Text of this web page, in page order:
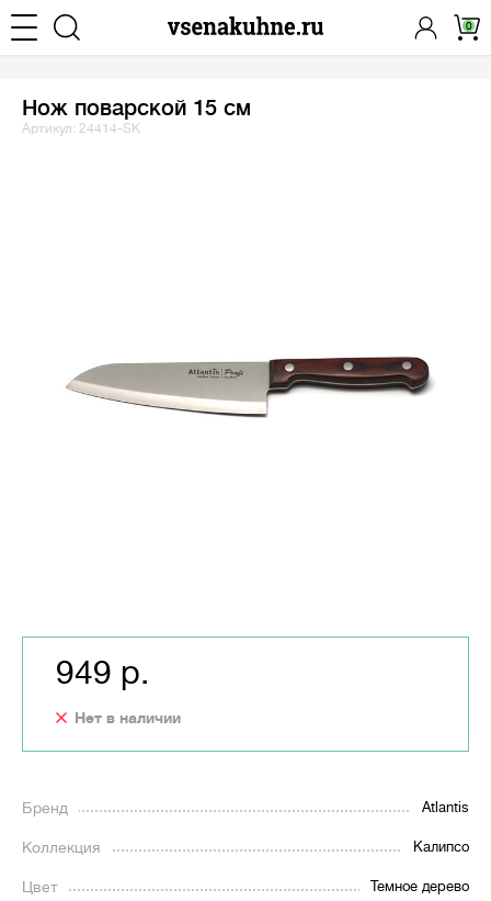
0
Нож поварской 15 см
Артикул: 24414-SK
Бренд Atlantis
Коллекция Калипсо
Цвет Темное дерево
949 р.
Нет в наличии